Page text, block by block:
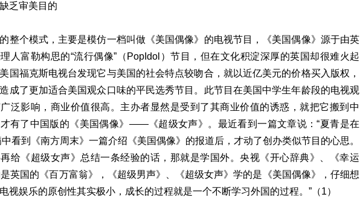
乏审美目的
整个模式，主要是模仿一档叫做《美国偶像》的电视节目，《美国偶像》源于由英
人富勒构思的“流行偶像”（PopIdol）节目，但在文化积淀深厚的英国却很难火起
国福克斯电视台发现它与美国的社会特点较吻合，就以近亿美元的价格买入版权，
成了更加适合美国观众口味的平民选秀节目。此节目在美国中学生年龄段的电视观
泛影响，商业价值很高。主办者显然是受到了其商业价值的诱惑，就把它搬到中
有了中国版的《美国偶像》——《超级女声》。最近看到一篇文章说：“夏青是在
看到《南方周末》一篇介绍《美国偶像》的报道后，才动了创办类似节目的心思。
给《超级女声》总结一条经验的话，那就是学国外。央视《开心辞典》、《幸运
英国的《百万富翁》，《超级男声》、《超级女声》学的是《美国偶像》，仔细想
视娱乐的原创性其实极小，成长的过程就是一个不断学习外国的过程。”（1）